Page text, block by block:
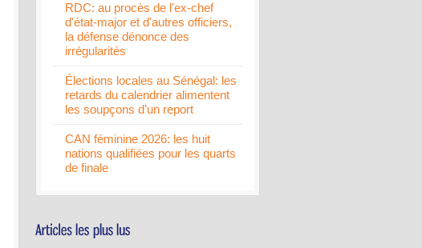
RDC: au procès de l'ex-chef
d'état-major et d'autres officiers,
la défense dénonce des
irrégularités
Élections locales au Sénégal: les
retards du calendrier alimentent
les soupçons d’un report
CAN féminine 2026: les huit
nations qualifiées pour les quarts
de finale